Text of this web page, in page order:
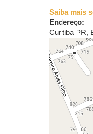
Saiba mais
Endereço:
Curitiba-PR,